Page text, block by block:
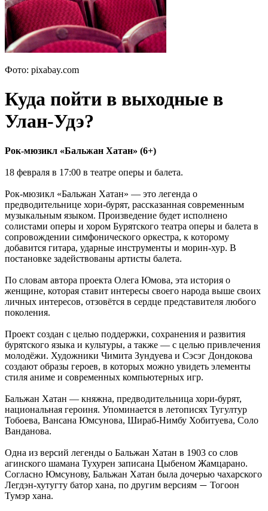
Фото: pixabay.com
Куда пойти в выходные в
Улан-Удэ?
Рок-мюзикл «Бальжан Хатан» (6+)
18 февраля в 17:00 в театре оперы и балета.
Рок-мюзикл «‎Бальжан Хатан»‎ — это легенда о
предводительнице хори-бурят, рассказанная современным
музыкальным языком. Произведение будет исполнено
солистами оперы и хором Бурятского театра оперы и балета в
сопровождении симфонического оркестра, к которому
добавится гитара, ударные инструменты и морин-хур. В
постановке задействованы артисты балета.
По словам автора проекта Олега Юмова, эта история о
женщине, которая ставит интересы своего народа выше своих
личных интересов, отзовётся в сердце представителя любого
поколения.
Проект создан с целью поддержки, сохранения и развития
бурятского языка и культуры, а также — с целью привлечения
молодёжи. Художники Чимита Зундуева и Сэсэг Дондокова
создают образы героев, в которых можно увидеть элементы
стиля аниме и современных компьютерных игр.
Бальжан Хатан — княжна, предводительница хори-бурят,
национальная героиня. Упоминается в летописях Тугултур
Тобоева, Вансана Юмсунова, Шираб-Нимбу Хобитуева, Соло
Ванданова.
Одна из версий легенды о Бальжан Хатан в 1903 со слов
агинского шамана Тухурен записана Цыбеном Жамцарано.
Согласно Юмсунову, Бальжан Хатан была дочерью чахарского
Легдэн-хутугту батор хана, по другим версиям — Тогоон
Тумэр хана.